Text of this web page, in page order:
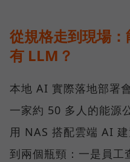
從規格走到現場
有 LLM？
本地 AI 實際落地部署
一家約 50 多人的能源
用 NAS 搭配雲端 AI
到兩個瓶頸：一是員工